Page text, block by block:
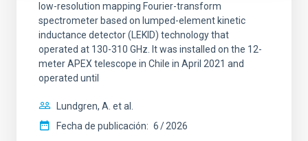
low-resolution mapping Fourier-transform
spectrometer based on lumped-element kinetic
inductance detector (LEKID) technology that
operated at 130-310 GHz. It was installed on the 12-
meter APEX telescope in Chile in April 2021 and
operated until
Lundgren, A. et al.
Fecha de publicación: 6 2026